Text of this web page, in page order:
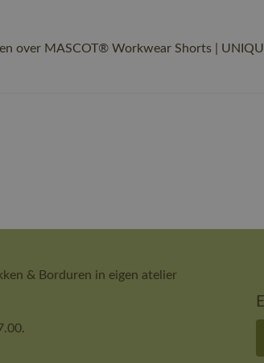
over MASCOT® Workwear Shorts |
& Borduren in eigen atelier